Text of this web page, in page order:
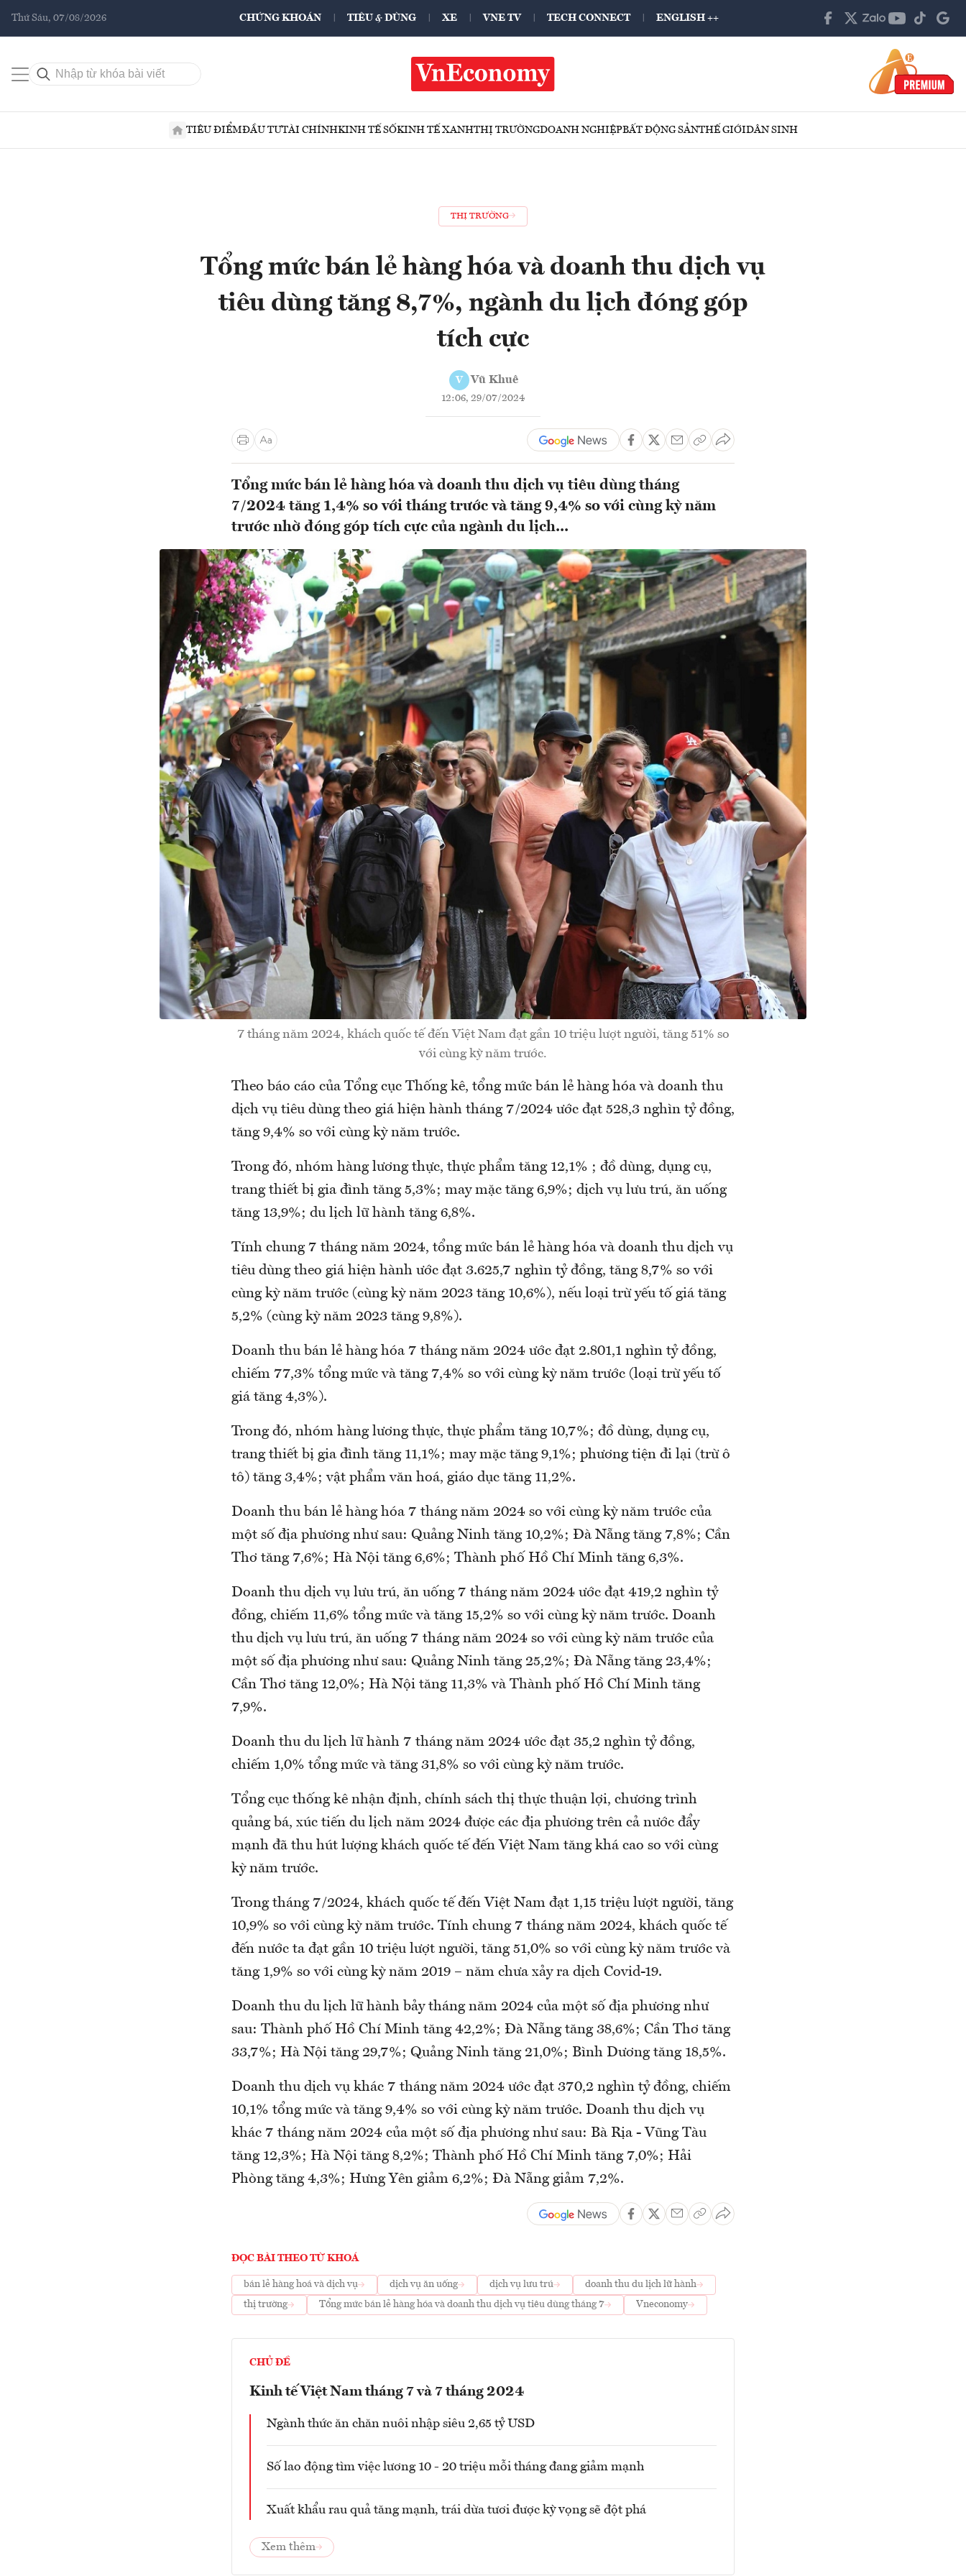
Thứ Sáu, 07/08/2026 CHỨNG KHOÁN TIÊU & DÙNG XE VNE TV TECH CONNECT ENGLISH ++
TIÊU ĐIỂMĐẦU TƯTÀI CHÍNHKINH TẾ SỐKINH TẾ XANHTHỊ TRƯỜNGDOANH NGHIỆPBẤT ĐỘNG SẢNTHẾ GIỚIDÂN SINH
THỊ TRƯỜNG
Tổng mức bán lẻ hàng hóa và doanh thu dịch vụ
tiêu dùng tăng 8,7%, ngành du lịch đóng góp
tích cực
V Vũ Khuê
12:06, 29/07/2024
Tổng mức bán lẻ hàng hóa và doanh thu dịch vụ tiêu dùng tháng
7/2024 tăng 1,4% so với tháng trước và tăng 9,4% so với cùng kỳ năm
trước nhờ đóng góp tích cực của ngành du lịch...
7 tháng năm 2024, khách quốc tế đến Việt Nam đạt gần 10 triệu lượt người, tăng 51% so
với cùng kỳ năm trước.
Theo báo cáo của Tổng cục Thống kê, tổng mức bán lẻ hàng hóa và doanh thu
dịch vụ tiêu dùng theo giá hiện hành tháng 7/2024 ước đạt 528,3 nghìn tỷ đồng,
tăng 9,4% so với cùng kỳ năm trước.
Trong đó, nhóm hàng lương thực, thực phẩm tăng 12,1% ; đồ dùng, dụng cụ,
trang thiết bị gia đình tăng 5,3%; may mặc tăng 6,9%; dịch vụ lưu trú, ăn uống
tăng 13,9%; du lịch lữ hành tăng 6,8%.
Tính chung 7 tháng năm 2024, tổng mức bán lẻ hàng hóa và doanh thu dịch vụ
tiêu dùng theo giá hiện hành ước đạt 3.625,7 nghìn tỷ đồng, tăng 8,7% so với
cùng kỳ năm trước (cùng kỳ năm 2023 tăng 10,6%), nếu loại trừ yếu tố giá tăng
5,2% (cùng kỳ năm 2023 tăng 9,8%).
Doanh thu bán lẻ hàng hóa 7 tháng năm 2024 ước đạt 2.801,1 nghìn tỷ đồng,
chiếm 77,3% tổng mức và tăng 7,4% so với cùng kỳ năm trước (loại trừ yếu tố
giá tăng 4,3%).
Trong đó, nhóm hàng lương thực, thực phẩm tăng 10,7%; đồ dùng, dụng cụ,
trang thiết bị gia đình tăng 11,1%; may mặc tăng 9,1%; phương tiện đi lại (trừ ô
tô) tăng 3,4%; vật phẩm văn hoá, giáo dục tăng 11,2%.
Doanh thu bán lẻ hàng hóa 7 tháng năm 2024 so với cùng kỳ năm trước của
một số địa phương như sau: Quảng Ninh tăng 10,2%; Đà Nẵng tăng 7,8%; Cần
Thơ tăng 7,6%; Hà Nội tăng 6,6%; Thành phố Hồ Chí Minh tăng 6,3%.
Doanh thu dịch vụ lưu trú, ăn uống 7 tháng năm 2024 ước đạt 419,2 nghìn tỷ
đồng, chiếm 11,6% tổng mức và tăng 15,2% so với cùng kỳ năm trước. Doanh
thu dịch vụ lưu trú, ăn uống 7 tháng năm 2024 so với cùng kỳ năm trước của
một số địa phương như sau: Quảng Ninh tăng 25,2%; Đà Nẵng tăng 23,4%;
Cần Thơ tăng 12,0%; Hà Nội tăng 11,3% và Thành phố Hồ Chí Minh tăng
7,9%.
Doanh thu du lịch lữ hành 7 tháng năm 2024 ước đạt 35,2 nghìn tỷ đồng,
chiếm 1,0% tổng mức và tăng 31,8% so với cùng kỳ năm trước.
Tổng cục thống kê nhận định, chính sách thị thực thuận lợi, chương trình
quảng bá, xúc tiến du lịch năm 2024 được các địa phương trên cả nước đẩy
mạnh đã thu hút lượng khách quốc tế đến Việt Nam tăng khá cao so với cùng
kỳ năm trước.
Trong tháng 7/2024, khách quốc tế đến Việt Nam đạt 1,15 triệu lượt người, tăng
10,9% so với cùng kỳ năm trước. Tính chung 7 tháng năm 2024, khách quốc tế
đến nước ta đạt gần 10 triệu lượt người, tăng 51,0% so với cùng kỳ năm trước và
tăng 1,9% so với cùng kỳ năm 2019 – năm chưa xảy ra dịch Covid-19.
Doanh thu du lịch lữ hành bảy tháng năm 2024 của một số địa phương như
sau: Thành phố Hồ Chí Minh tăng 42,2%; Đà Nẵng tăng 38,6%; Cần Thơ tăng
33,7%; Hà Nội tăng 29,7%; Quảng Ninh tăng 21,0%; Bình Dương tăng 18,5%.
Doanh thu dịch vụ khác 7 tháng năm 2024 ước đạt 370,2 nghìn tỷ đồng, chiếm
10,1% tổng mức và tăng 9,4% so với cùng kỳ năm trước. Doanh thu dịch vụ
khác 7 tháng năm 2024 của một số địa phương như sau: Bà Rịa - Vũng Tàu
tăng 12,3%; Hà Nội tăng 8,2%; Thành phố Hồ Chí Minh tăng 7,0%; Hải
Phòng tăng 4,3%; Hưng Yên giảm 6,2%; Đà Nẵng giảm 7,2%.
ĐỌC BÀI THEO TỪ KHOÁ
bán lẻ hàng hoá và dịch vụ dịch vụ ăn uống dịch vụ lưu trú
doanh thu du lịch lữ hành
thị trường
Tổng mức bán lẻ hàng hóa và doanh thu dịch vụ tiêu dùng tháng 7 Vneconomy
CHỦ ĐỀ
Kinh tế Việt Nam tháng 7 và 7 tháng 2024
Ngành thức ăn chăn nuôi nhập siêu 2,65 tỷ USD
Số lao động tìm việc lương 10 - 20 triệu mỗi tháng đang giảm mạnh
Xuất khẩu rau quả tăng mạnh, trái dừa tươi được kỳ vọng sẽ đột phá
Xem thêm